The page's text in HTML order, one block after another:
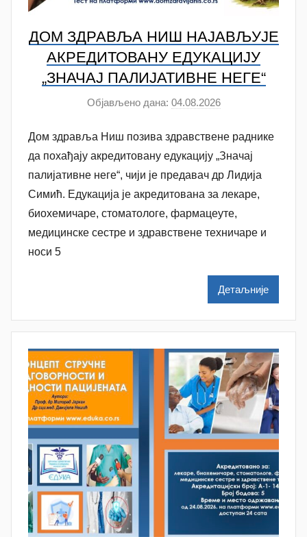
ДОМ ЗДРАВЉА НИШ НАЈАВЉУЈЕ
АКРЕДИТОВАНУ ЕДУКАЦИЈУ
„ЗНАЧАЈ ПАЛИЈАТИВНЕ НЕГЕ“
Објављено дана: 04.08.2026а
т
о
р
A
n
e
k
o
v
i
ć
Дом здравља Ниш позива здравствене раднике
да похађају акредитовану едукацију „Значај
палијативне неге“, чији је предавач др Лидија
Симић. Едукација је акредитована за лекаре,
биохемичаре, стоматологе, фармацеуте,
медицинске сестре и здравствене техничаре и
носи 5
Детаљније